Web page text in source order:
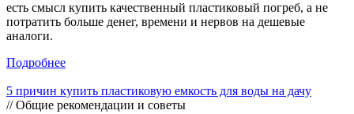
есть смысл купить качественный пластиковый погреб, а не
потратить больше денег, времени и нервов на дешевые
аналоги.
Подробнее
5 причин купить пластиковую емкость для воды на дачу
// Общие рекомендации и советы